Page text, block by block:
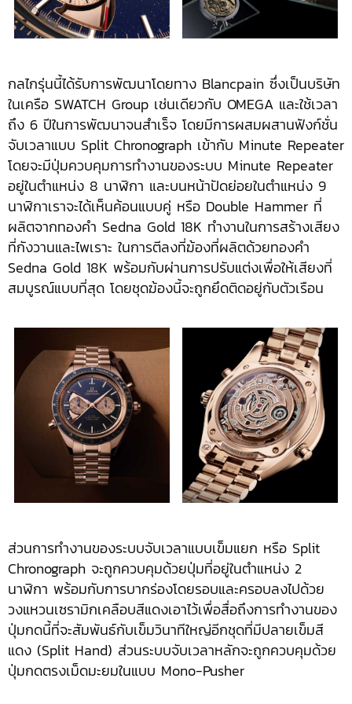
กลไกรุ่นนี้ได้รับการพัฒนาโดยทาง Blancpain ซึ่งเป็นบริษัท
ในเครือ SWATCH Group เช่นเดียวกับ OMEGA และใช้เวลา
ถึง 6 ปีในการพัฒนาจนสำเร็จ โดยมีการผสมผสานฟังก์ชั่น
จับเวลาแบบ Split Chronograph เข้ากับ Minute Repeater
โดยจะมีปุ่มควบคุมการทำงานของระบบ Minute Repeater
อยู่ในตำแหน่ง 8 นาฬิกา และบนหน้าปัดย่อยในตำแหน่ง 9
นาฬิกาเราจะได้เห็นค้อนแบบคู่ หรือ Double Hammer ที่
ผลิตจากทองคำ Sedna Gold 18K ทำงานในการสร้างเสียง
ที่กังวานและไพเราะ ในการตีลงที่ฆ้องที่ผลิตด้วยทองคำ
Sedna Gold 18K พร้อมกับผ่านการปรับแต่งเพื่อให้เสียงที่
สมบูรณ์แบบที่สุด โดยชุดฆ้องนี้จะถูกยึดติดอยู่กับตัวเรือน
ส่วนการทำงานของระบบจับเวลาแบบเข็มแยก หรือ Split
Chronograph จะถูกควบคุมด้วยปุ่มที่อยู่ในตำแหน่ง 2
นาฬิกา พร้อมกับการบากร่องโดยรอบและครอบลงไปด้วย
วงแหวนเซรามิกเคลือบสีแดงเอาไว้เพื่อสื่อถึงการทำงานของ
ปุ่มกดนี้ที่จะสัมพันธ์กับเข็มวินาทีใหญ่อีกชุดที่มีปลายเข็มสี
แดง (Split Hand) ส่วนระบบจับเวลาหลักจะถูกควบคุมด้วย
ปุ่มกดตรงเม็ดมะยมในแบบ Mono-Pusher